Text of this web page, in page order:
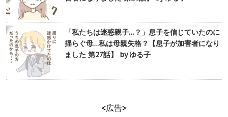
「私たちは迷惑親子…？」息子を信じていたのに
揺らぐ母…私は母親失格？【息子が加害者になり
ました 第27話】 by ゆる子
<広告>